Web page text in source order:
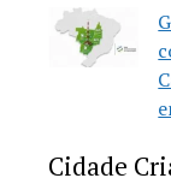
Cidade